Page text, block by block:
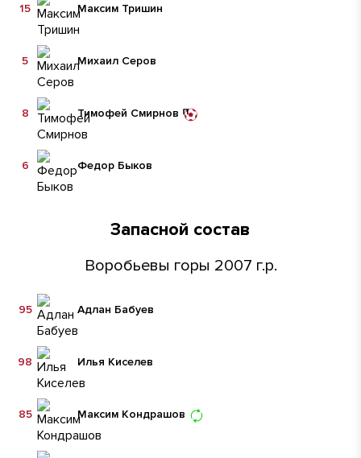
Максим Тришин
15
Михаил Серов
5
Тимофей Смирнов
8
Федор Быков
6
Запасной состав
Воробьевы горы 2007 г.р.
Адлан Бабуев
95
Илья Киселев
98
Максим Кондрашов
85